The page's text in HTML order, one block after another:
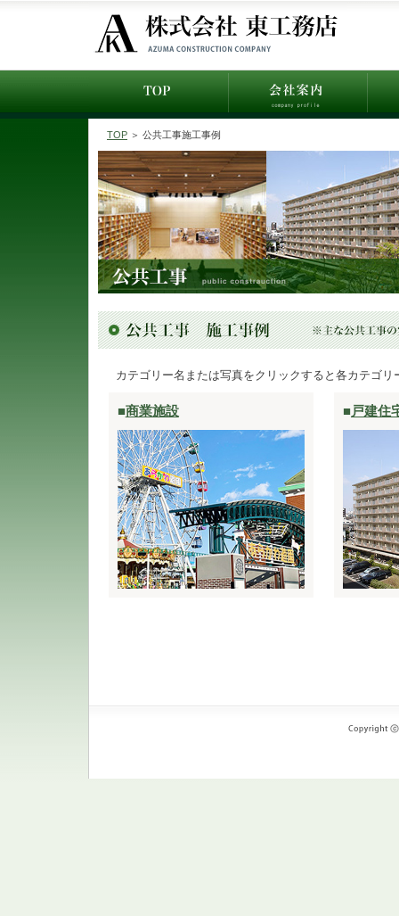
TOP ＞ 公共工事施工事例
カテゴリー名または写真をクリックすると各カテゴ
■商業施設 ■戸建住